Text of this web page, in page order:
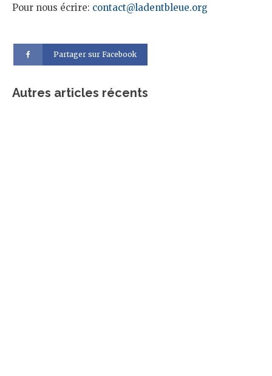
Pour nous écrire: contact@ladentbleue.org
Partager sur Facebook
Autres articles récents